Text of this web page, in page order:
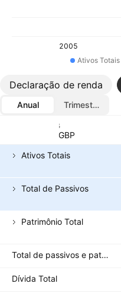
2005
Ativos Totais
Declaração de renda
Anual
Trimestral
Métricas
Moeda: GBP
Ativos Totais
Total de Passivos
Patrimônio Total
Total de passivos e patrimônio líquido
Dívida Total